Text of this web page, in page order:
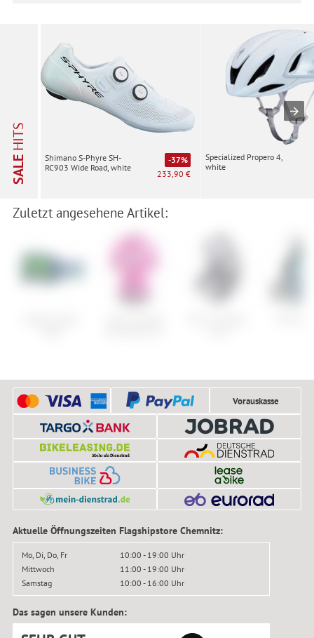
SALE
HITS
Shimano S-Phyre SH-
RC903 Wide Road, white
-37%
233,90 €
Specialized Propero 4,
white
Zuletzt angesehene Artikel:
Vorauskasse
Aktuelle Öffnungszeiten Flagshipstore Chemnitz:
Mo, Di, Do, Fr
10:00 - 19:00 Uhr
Mittwoch
11:00 - 19:00 Uhr
Samstag
10:00 - 16:00 Uhr
Das sagen unsere Kunden: